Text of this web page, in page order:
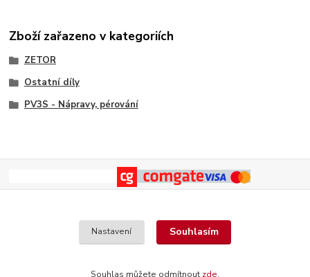
Zboží zařazeno v kategoriích
ZETOR
Ostatní díly
PV3S - Nápravy, pérování
Nastavení Souhlasím
Souhlas můžete odmítnout zde.